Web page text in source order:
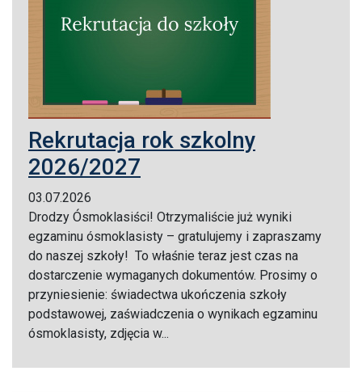
Rekrutacja rok szkolny
2026/2027
03.07.2026
Drodzy Ósmoklasiści! Otrzymaliście już wyniki
egzaminu ósmoklasisty – gratulujemy i zapraszamy
do naszej szkoły! To właśnie teraz jest czas na
dostarczenie wymaganych dokumentów. Prosimy o
przyniesienie: świadectwa ukończenia szkoły
podstawowej, zaświadczenia o wynikach egzaminu
ósmoklasisty, zdjęcia w...